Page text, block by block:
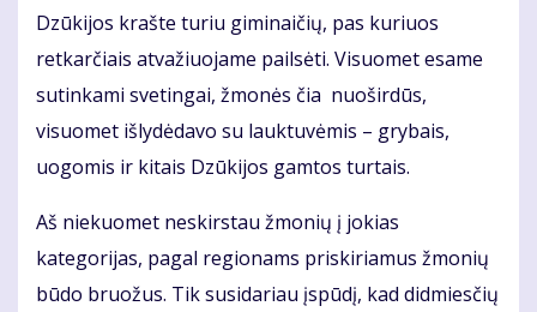
Dzūkijos krašte turiu giminaičių, pas kuriuos
retkarčiais atvažiuojame pailsėti. Visuomet esame
sutinkami svetingai, žmonės čia nuoširdūs,
visuomet išlydėdavo su lauktuvėmis – grybais,
uogomis ir kitais Dzūkijos gamtos turtais.
Aš niekuomet neskirstau žmonių į jokias
kategorijas, pagal regionams priskiriamus žmonių
būdo bruožus. Tik susidariau įspūdį, kad didmiesčių